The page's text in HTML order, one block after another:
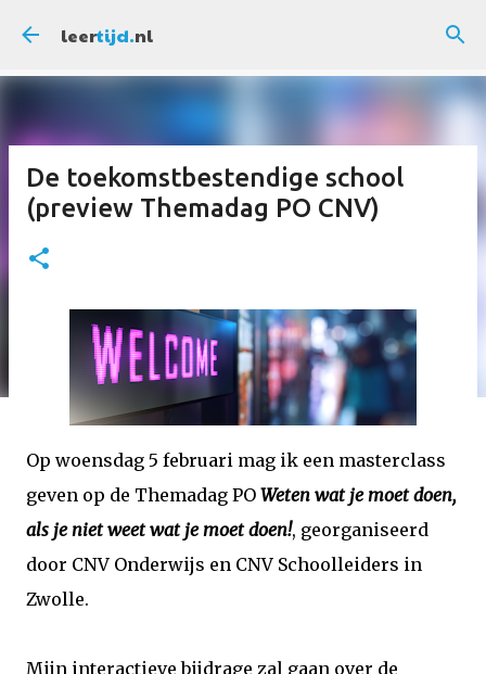
Doorgaan naar hoofdcontent
leertijd.nl
De toekomstbestendige school
(preview Themadag PO CNV)
Op woensdag 5 februari mag ik een masterclass
geven op de Themadag PO Weten wat je moet doen,
als je niet weet wat je moet doen!, georganiseerd
door CNV Onderwijs en CNV Schoolleiders in
Zwolle.
Mijn interactieve bijdrage zal gaan over de